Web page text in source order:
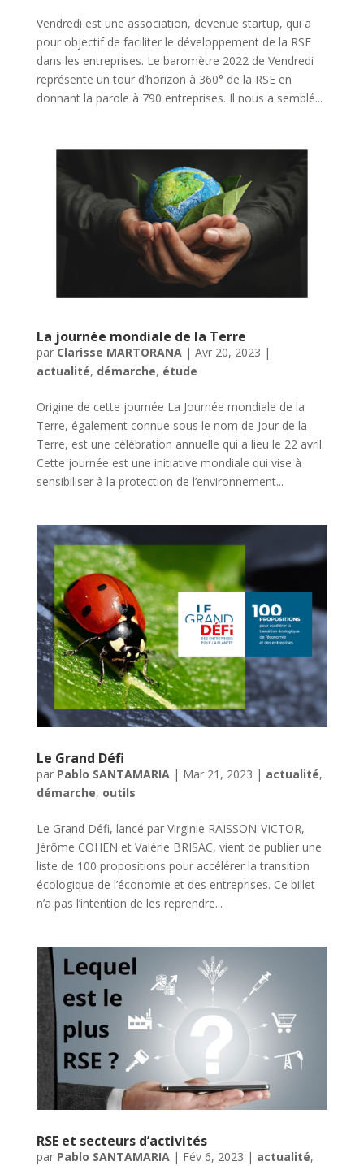
Vendredi est une association, devenue startup, qui a
pour objectif de faciliter le développement de la RSE
dans les entreprises. Le baromètre 2022 de Vendredi
représente un tour d’horizon à 360° de la RSE en
donnant la parole à 790 entreprises. Il nous a semblé...
La journée mondiale de la Terre
par Clarisse MARTORANA| Avr 20, 2023 |
actualité, démarche, étude
Origine de cette journée La Journée mondiale de la
Terre, également connue sous le nom de Jour de la
Terre, est une célébration annuelle qui a lieu le 22 avril.
Cette journée est une initiative mondiale qui vise à
sensibiliser à la protection de l’environnement...
Le Grand Défi
par Pablo SANTAMARIA | Mar 21, 2023 | actualité,
démarche, outils
Le Grand Défi, lancé par Virginie RAISSON-VICTOR,
Jérôme COHEN et Valérie BRISAC, vient de publier une
liste de 100 propositions pour accélérer la transition
écologique de l’économie et des entreprises. Ce billet
n’a pas l’intention de les reprendre...
RSE et secteurs d’activités
par Pablo SANTAMARIA| Fév 6, 2023 | actualité,